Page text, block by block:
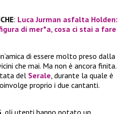
: Luca Jurman asfalta Holden:
di mer*a, cosa ci stai a fare
di essere molto preso dalla
che mai. Ma non è ancora finita.
del Serale, durante la quale è
proprio i due cantanti.